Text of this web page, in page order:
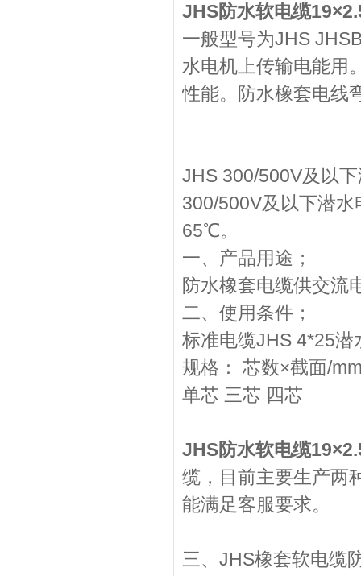
JHS防水软电缆
一般型号为JHS
水电机上传输电能用
性能。防水橡套电线
JHS 300/500V及以
300/500V及以下潜
65℃。
一、产品用途；
防水橡套电缆供交流
二、使用条件；
标准电缆JHS 4*25
规格： 芯数×截面/
单芯 三芯 四芯
JHS防水软电缆
缆，目前主要生产两
能满足客服要求。
三、JHS橡套软电缆